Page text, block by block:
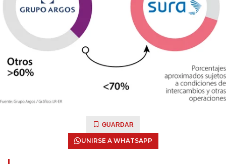
GUARDAR
UNIRSE A WHATSAPP